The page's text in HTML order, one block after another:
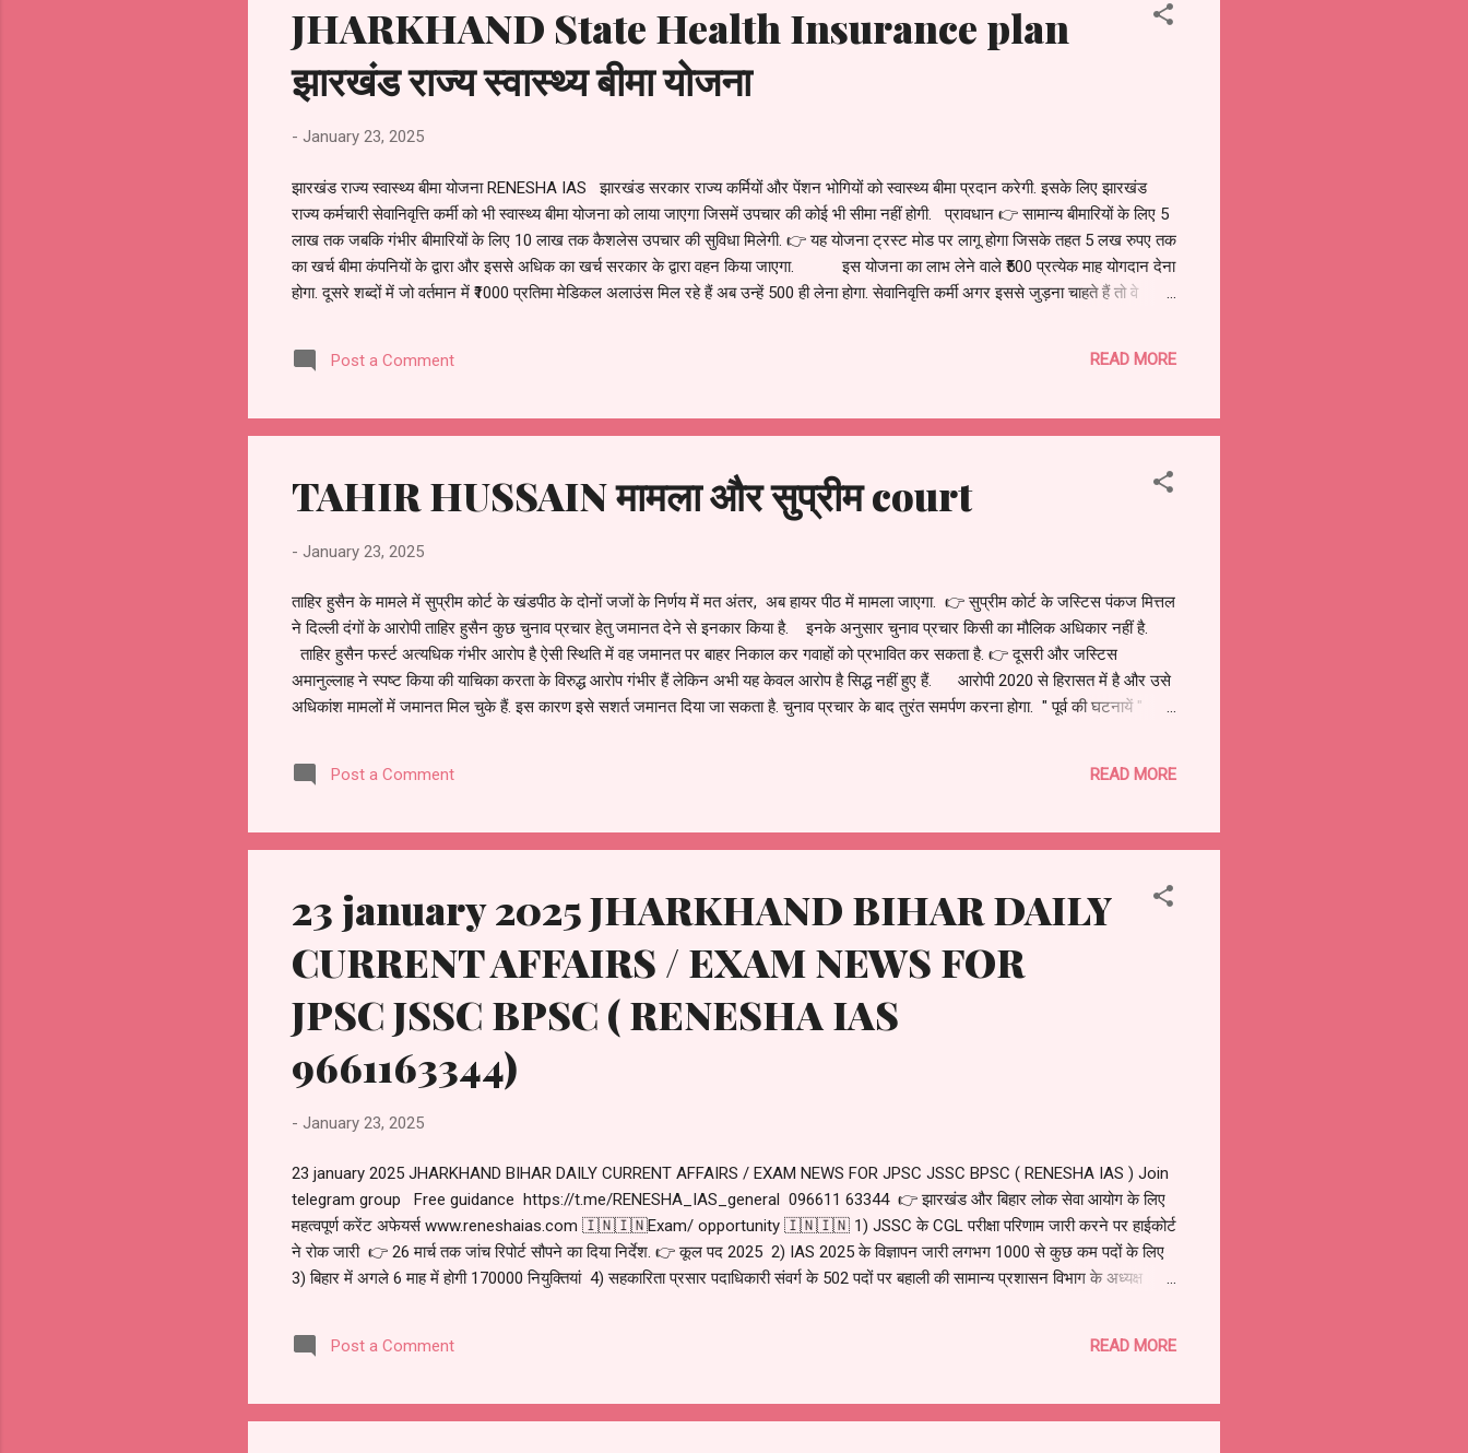
JHARKHAND State Health Insurance plan
झारखंड राज्य स्वास्थ्य बीमा योजना
- January 23, 2025
झारखंड राज्य स्वास्थ्य बीमा योजना RENESHA IAS झारखंड सरकार राज्य कर्मियों और पेंशन भोगियों को स्वास्थ्य बीमा प्रदान करेगी. इसके लिए झारखंड
राज्य कर्मचारी सेवानिवृत्ति कर्मी को भी स्वास्थ्य बीमा योजना को लाया जाएगा जिसमें उपचार की कोई भी सीमा नहीं होगी. प्रावधान 👉 सामान्य बीमारियों के लिए 5
लाख तक जबकि गंभीर बीमारियों के लिए 10 लाख तक कैशलेस उपचार की सुविधा मिलेगी. 👉 यह योजना ट्रस्ट मोड पर लागू होगा जिसके तहत 5 लख रुपए तक
का खर्च बीमा कंपनियों के द्वारा और इससे अधिक का खर्च सरकार के द्वारा वहन किया जाएगा. इस योजना का लाभ लेने वाले ₹500 प्रत्येक माह योगदान देना
होगा. दूसरे शब्दों में जो वर्तमान में ₹1000 प्रतिमा मेडिकल अलाउंस मिल रहे हैं अब उन्हें 500 ही लेना होगा. सेवानिवृत्ति कर्मी अगर इससे जुड़ना चाहते हैं तो वे
सेवाओं के इच्छुक सेवक उत्तर सेवानिवृत्त पदाधिकारी और कर्मचारी, राज्य के बोर्...
Post a Comment READ MORE
TAHIR HUSSAIN मामला और सुप्रीम court
- January 23, 2025
ताहिर हुसैन के मामले में सुप्रीम कोर्ट के खंडपीठ के दोनों जजों के निर्णय में मत अंतर, अब हायर पीठ में मामला जाएगा. 👉 सुप्रीम कोर्ट के जस्टिस पंकज मित्तल
ने दिल्ली दंगों के आरोपी ताहिर हुसैन कुछ चुनाव प्रचार हेतु जमानत देने से इनकार किया है. इनके अनुसार चुनाव प्रचार किसी का मौलिक अधिकार नहीं है.
ताहिर हुसैन फर्स्ट अत्यधिक गंभीर आरोप है ऐसी स्थिति में वह जमानत पर बाहर निकाल कर गवाहों को प्रभावित कर सकता है. 👉 दूसरी और जस्टिस
अमानुल्लाह ने स्पष्ट किया की याचिका करता के विरुद्ध आरोप गंभीर हैं लेकिन अभी यह केवल आरोप है सिद्ध नहीं हुए हैं. आरोपी 2020 से हिरासत में है और उसे
अधिकांश मामलों में जमानत मिल चुके हैं. इस कारण इसे सशर्त जमानत दिया जा सकता है. चुनाव प्रचार के बाद तुरंत समर्पण करना होगा. " पूर्व की घटनायें "
चुनाव लड़ने ...
Post a Comment READ MORE
23 january 2025 JHARKHAND BIHAR DAILY
CURRENT AFFAIRS / EXAM NEWS FOR
JPSC JSSC BPSC ( RENESHA IAS
9661163344)
- January 23, 2025
23 january 2025 JHARKHAND BIHAR DAILY CURRENT AFFAIRS / EXAM NEWS FOR JPSC JSSC BPSC ( RENESHA IAS ) Join
telegram group Free guidance https://t.me/RENESHA_IAS_general 096611 63344 👉 झारखंड और बिहार लोक सेवा आयोग के लिए
महत्वपूर्ण करेंट अफेयर्स www.reneshaias.com 🇮🇳🇮🇳Exam/ opportunity 🇮🇳🇮🇳 1) JSSC के CGL परीक्षा परिणाम जारी करने पर हाईकोर्ट
ने रोक जारी 👉 26 मार्च तक जांच रिपोर्ट सौपने का दिया निर्देश. 👉 कूल पद 2025 2) IAS 2025 के विज्ञापन जारी लगभग 1000 से कुछ कम पदों के लिए
3) बिहार में अगले 6 माह में होगी 170000 नियुक्तियां 4) सहकारिता प्रसार पदाधिकारी संवर्ग के 502 पदों पर बहाली की सामान्य प्रशासन विभाग के अध्यक्ष
सही था लेकिन अगले बीपीएससी में इसे जोड़ा जाएगा. 5) रेलवे के ग्रुप डी प्रतियोगिता परीक्षा के 32438 पदों के लिए आज से आवेदन शुरू होगा...
Post a Comment READ MORE